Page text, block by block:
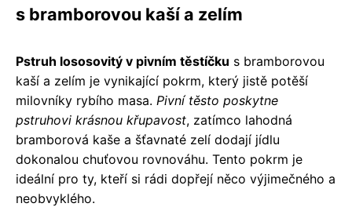
s bramborovou kaší a zelím
Pstruh lososovitý v pivním těstíčku s bramborovou
kaší a zelím je vynikající pokrm, který jistě potěší
milovníky rybího masa. Pivní těsto poskytne
pstruhovi krásnou křupavost, zatímco lahodná
bramborová kaše a šťavnaté zelí dodají jídlu
dokonalou chuťovou rovnováhu. Tento pokrm je
ideální pro ty, kteří si rádi dopřejí něco výjimečného a
neobvyklého.